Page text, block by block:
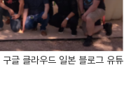
구글 클라우드 일본 블로그 유튜